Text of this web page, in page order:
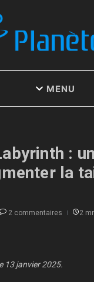
MENU
:
la
2 commentaires
2
13 janvier 2025.